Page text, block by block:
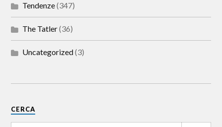
Tendenze(347)
The Tatler(36)
Uncategorized(3)
CERCA